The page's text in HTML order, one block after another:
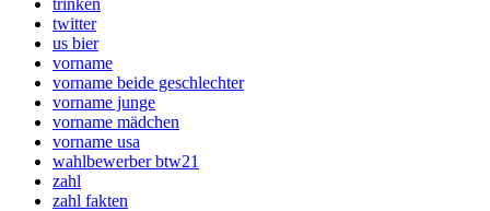
twitter
us bier
vorname
vorname beide geschlechter
vorname junge
vorname mädchen
vorname usa
wahlbewerber btw21
zahl
zahl fakten